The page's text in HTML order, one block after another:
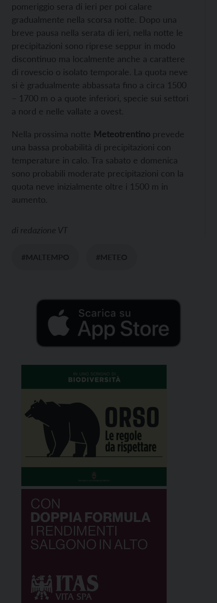
pomeriggio sera di ieri per poi calare
gradualmente nella scorsa notte. Dopo una
breve pausa nella serata di ieri, nella notte le
precipitazioni sono riprese seppur in modo
discontinuo ma localmente anche a carattere
di rovescio o isolato temporale. La quota neve
si è gradualmente abbassata fino a circa 1500
– 1700 m o a quote inferiori, specie sui settori
a nord e nelle vallate a ovest.
Nella prossima notte Meteotrentino prevede
una bassa probabilità di precipitazioni con
temperature in calo. Tra sabato e domenica
sono probabili moderate precipitazioni con la
quota neve inizialmente oltre i 1500 m in
aumento.
di redazione VT
#MALTEMPO #METEO